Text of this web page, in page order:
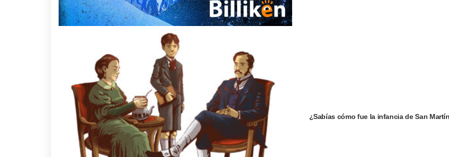
¿Sabías cómo fue la infancia de San